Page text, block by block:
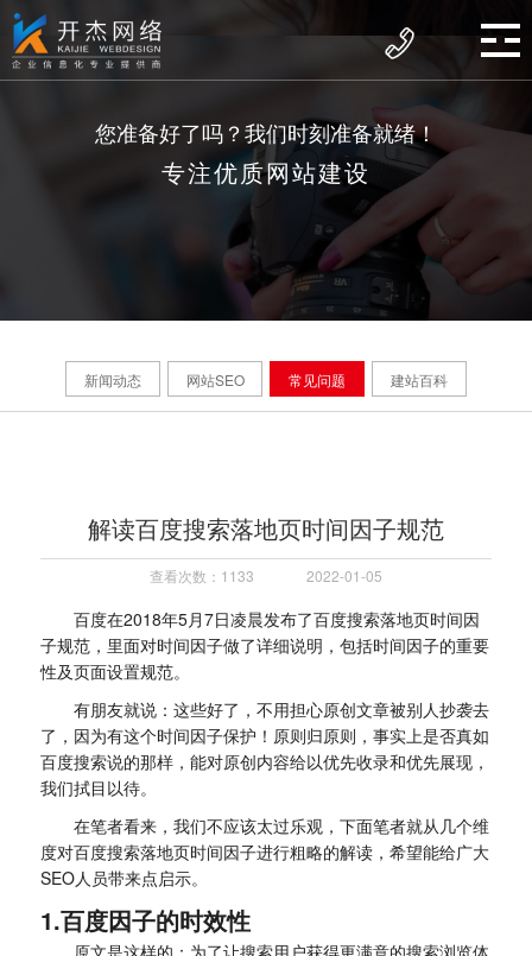
您准备好了吗？我们时刻准备就绪！
专注优质网站建设
新闻动态 网站SEO 常见问题 建站百科
解读百度搜索落地页时间因子规范
查看次数：1133 2022-01-05
百度在2018年5月7日凌晨发布了百度搜索落地页时间因
子规范，里面对时间因子做了详细说明，包括时间因子的重要
性及页面设置规范。
有朋友就说：这些好了，不用担心原创文章被别人抄袭去
了，因为有这个时间因子保护！原则归原则，事实上是否真如
百度搜索说的那样，能对原创内容给以优先收录和优先展现，
我们拭目以待。
在笔者看来，我们不应该太过乐观，下面笔者就从几个维
度对百度搜索落地页时间因子进行粗略的解读，希望能给广大
SEO人员带来点启示。
1.百度因子的时效性
原文是这样的：为了让搜索用户获得更满意的搜索浏览体